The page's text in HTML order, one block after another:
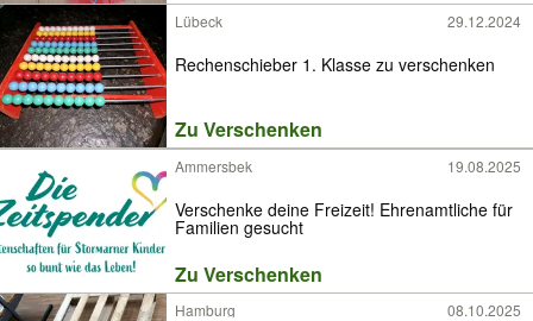
Lübeck 29.12.2024
Rechenschieber 1. Klasse zu verschenken
Zu Verschenken
Ammersbek 19.08.2025
Verschenke deine Freizeit! Ehrenamtliche für
Familien gesucht
Zu Verschenken
Hamburg 08.10.2025